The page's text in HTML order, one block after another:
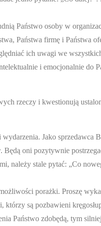
Państwo osoby w
Państwa firmę i Państwa
ich uwagi we
i emocjonalnie do
rzeczy i kwestionują
Jako sprzedawca
oni pozytywnie
należy stale pytać: „Co
porażki. Proszę
są pozbawieni
Państwo zdobędą, tym